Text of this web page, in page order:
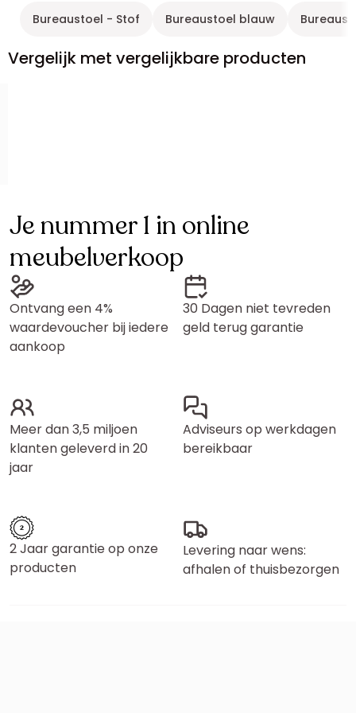
Bureaustoel - Stof Bureaustoel blauw
Vergelijk met vergelijkbare producten
Je nummer 1 in online
meubelverkoop
Ontvang een 4%
waardevoucher bij iedere
aankoop
30 Dagen niet tevreden
geld terug garantie
Meer dan 3,5 miljoen
klanten geleverd in 20
jaar
Adviseurs op werkdagen
bereikbaar
2 Jaar garantie op onze
producten
Levering naar wens:
afhalen of thuisbezorgen